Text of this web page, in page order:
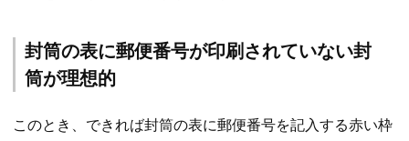
封筒の表に郵便番号が印刷されていない封
筒が理想的
このとき、できれば封筒の表に郵便番号を記入する赤い枠